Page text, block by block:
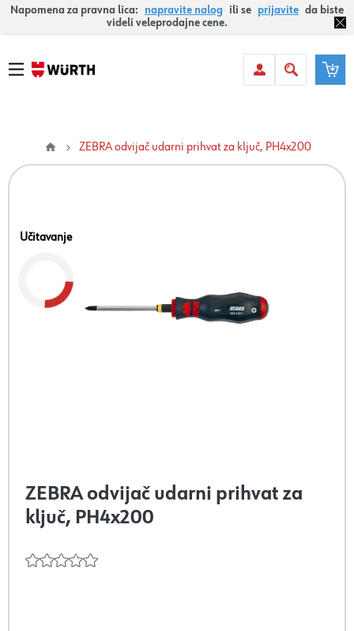
Napomena za pravna lica: napravite nalog ili se prijavite da biste
videli veleprodajne cene.
ZEBRA odvijač udarni prihvat za ključ, PH4x200
Učitavanje
ZEBRA odvijač udarni prihvat za
ključ, PH4x200